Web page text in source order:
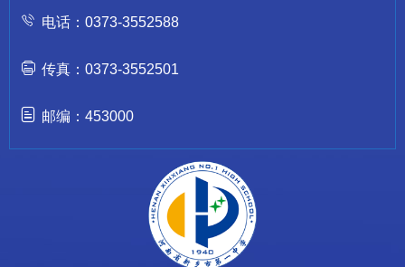
电话：0373-3552588
传真：0373-3552501
邮编：453000